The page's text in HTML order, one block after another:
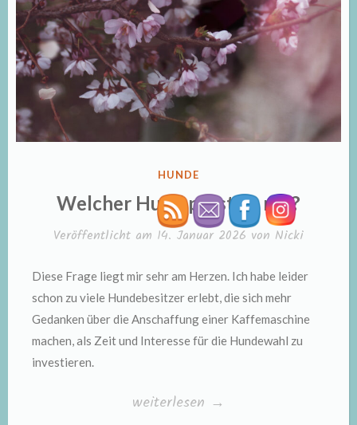
VERÖFFENTLICHT
IN
HUNDE
Welcher Hund passt zu mir?
Veröffentlicht am 14. Januar 2026 von Nicki
Diese Frage liegt mir sehr am Herzen. Ich habe leider
schon zu viele Hundebesitzer erlebt, die sich mehr
Gedanken über die Anschaffung einer Kaffemaschine
machen, als Zeit und Interesse für die Hundewahl zu
investieren.
„Welcher
weiterlesen →